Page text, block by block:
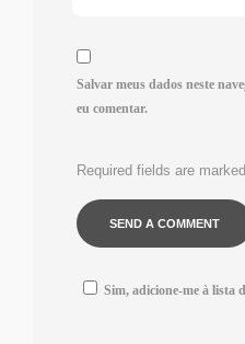
Salvar meus dados neste
eu comentar.
Required fields are marked
Sim, adicione-me à lista